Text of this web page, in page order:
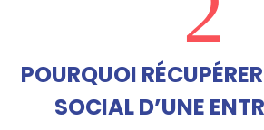
POURQUOI
SOCIAL D’UNE